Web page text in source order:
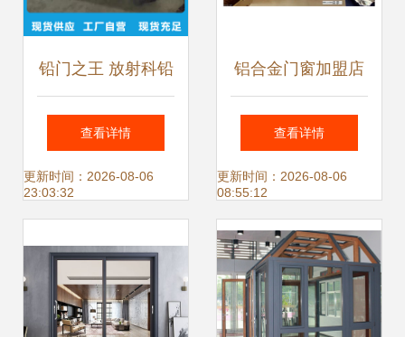
铅门之王 放射科铅
门源头工厂直供，
量大价优的硬核品
查看详情
更新时间：2026-08-06
23:03:32
铝合金门窗加盟店
装修攻略 如何通过
设计吸引客户
查看详情
更新时间：2026-08-06
08:55:12